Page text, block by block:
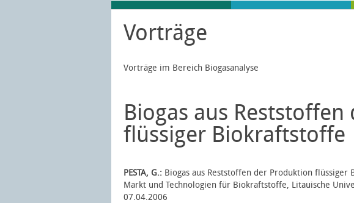
Vorträge
Vorträge im Bereich Biogasanalyse
Biogas aus
flüssiger Biokraftstoffe
PESTA, G.: Biogas aus Reststoffen der Produktion
Markt und Technologien für Biokraftstoffe, Litauische
07.04.2006